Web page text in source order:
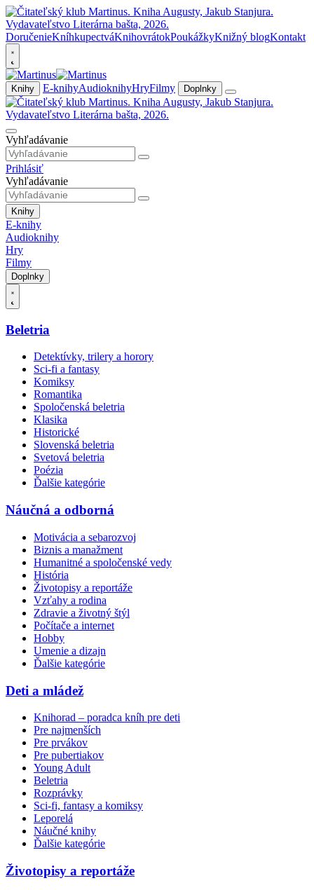
DoručenieKníhkupectváKnihovrátokPoukážkyKnižný blogKontakt
Knihy E-knihyAudioknihyHryFilmy Doplnky
Vyhľadávanie
Prihlásiť
Vyhľadávanie
Knihy
E-knihy
Audioknihy
Hry
Filmy
Doplnky
Beletria
Detektívky, trilery a horory
Sci-fi a fantasy
Komiksy
Romantika
Spoločenská beletria
Klasika
Historické
Slovenská beletria
Svetová beletria
Poézia
Ďalšie kategórie
Náučná a odborná
Motivácia a sebarozvoj
Biznis a manažment
Humanitné a spoločenské vedy
História
Životopisy a reportáže
Vzťahy a rodina
Zdravie a životný štýl
Počítače a internet
Hobby
Umenie a dizajn
Ďalšie kategórie
Deti a mládež
Knihorad – poradca kníh pre deti
Pre najmenších
Pre prvákov
Pre pubertiakov
Young Adult
Beletria
Rozprávky
Sci-fi, fantasy a komiksy
Leporelá
Náučné knihy
Ďalšie kategórie
Životopisy a reportáže